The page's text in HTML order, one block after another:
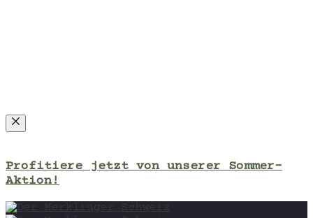
Close
Profitiere jetzt von unserer Sommer-
Aktion!